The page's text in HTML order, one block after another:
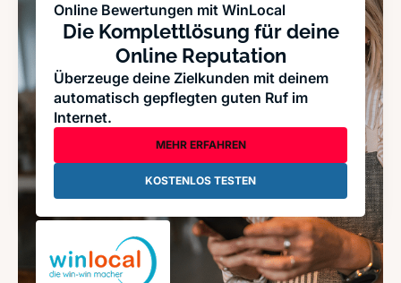
Online Bewertungen mit WinLocal
Die Komplettlösung für deine
Online Reputation
Überzeuge deine Zielkunden mit deinem
automatisch gepflegten guten Ruf im
Internet.
MEHR ERFAHREN
KOSTENLOS TESTEN